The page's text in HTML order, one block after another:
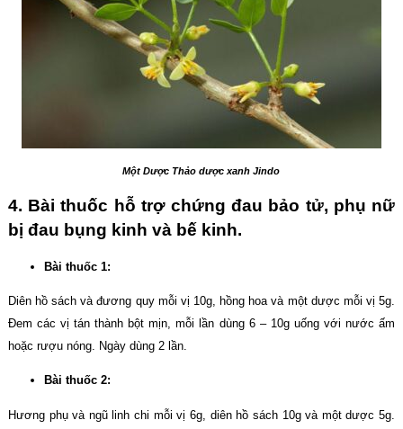
Một Dược Thảo dược xanh Jindo
4. Bài thuốc hỗ trợ chứng đau bảo tử, phụ nữ
bị đau bụng kinh và bế kinh.
Bài thuốc 1:
Diên hồ sách và đương quy mỗi vị 10g, hồng hoa và một dược mỗi vị 5g.
Đem các vị tán thành bột mịn, mỗi lần dùng 6 – 10g uống với nước ấm
hoặc rượu nóng. Ngày dùng 2 lần.
Bài thuốc 2:
Hương phụ và ngũ linh chi mỗi vị 6g, diên hồ sách 10g và một dược 5g.